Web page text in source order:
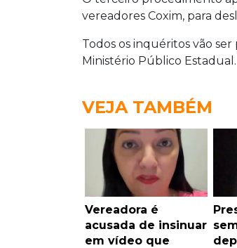
vereadores Coxim, para
Todos os inquéritos vão
Ministério Público Estadual.
VEJA TAMBÉM
Vereadora é
acusada de insinuar
em vídeo que